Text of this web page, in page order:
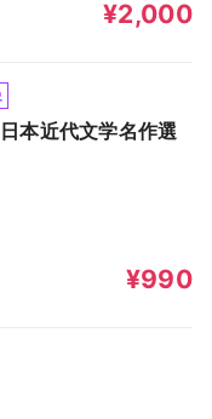
¥2,000
本近代文学名作選
¥990